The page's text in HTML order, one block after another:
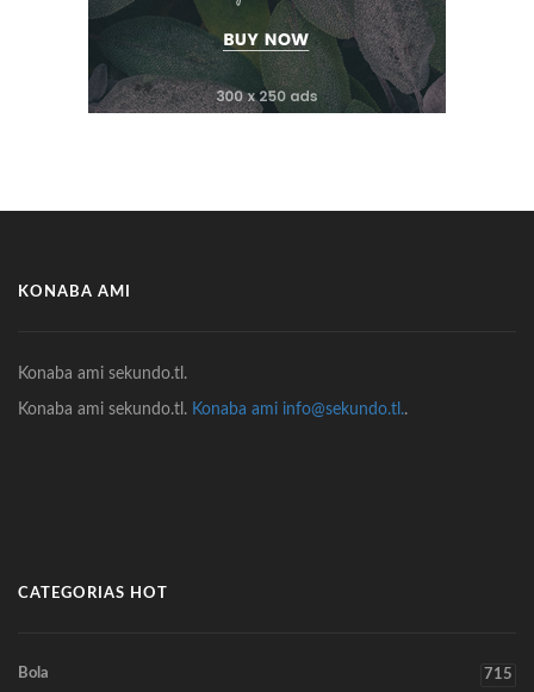
KONABA AMI
Konaba ami sekundo.tl.
Konaba ami sekundo.tl. Konaba ami info@sekundo.tl..
CATEGORIAS HOT
Bola 715